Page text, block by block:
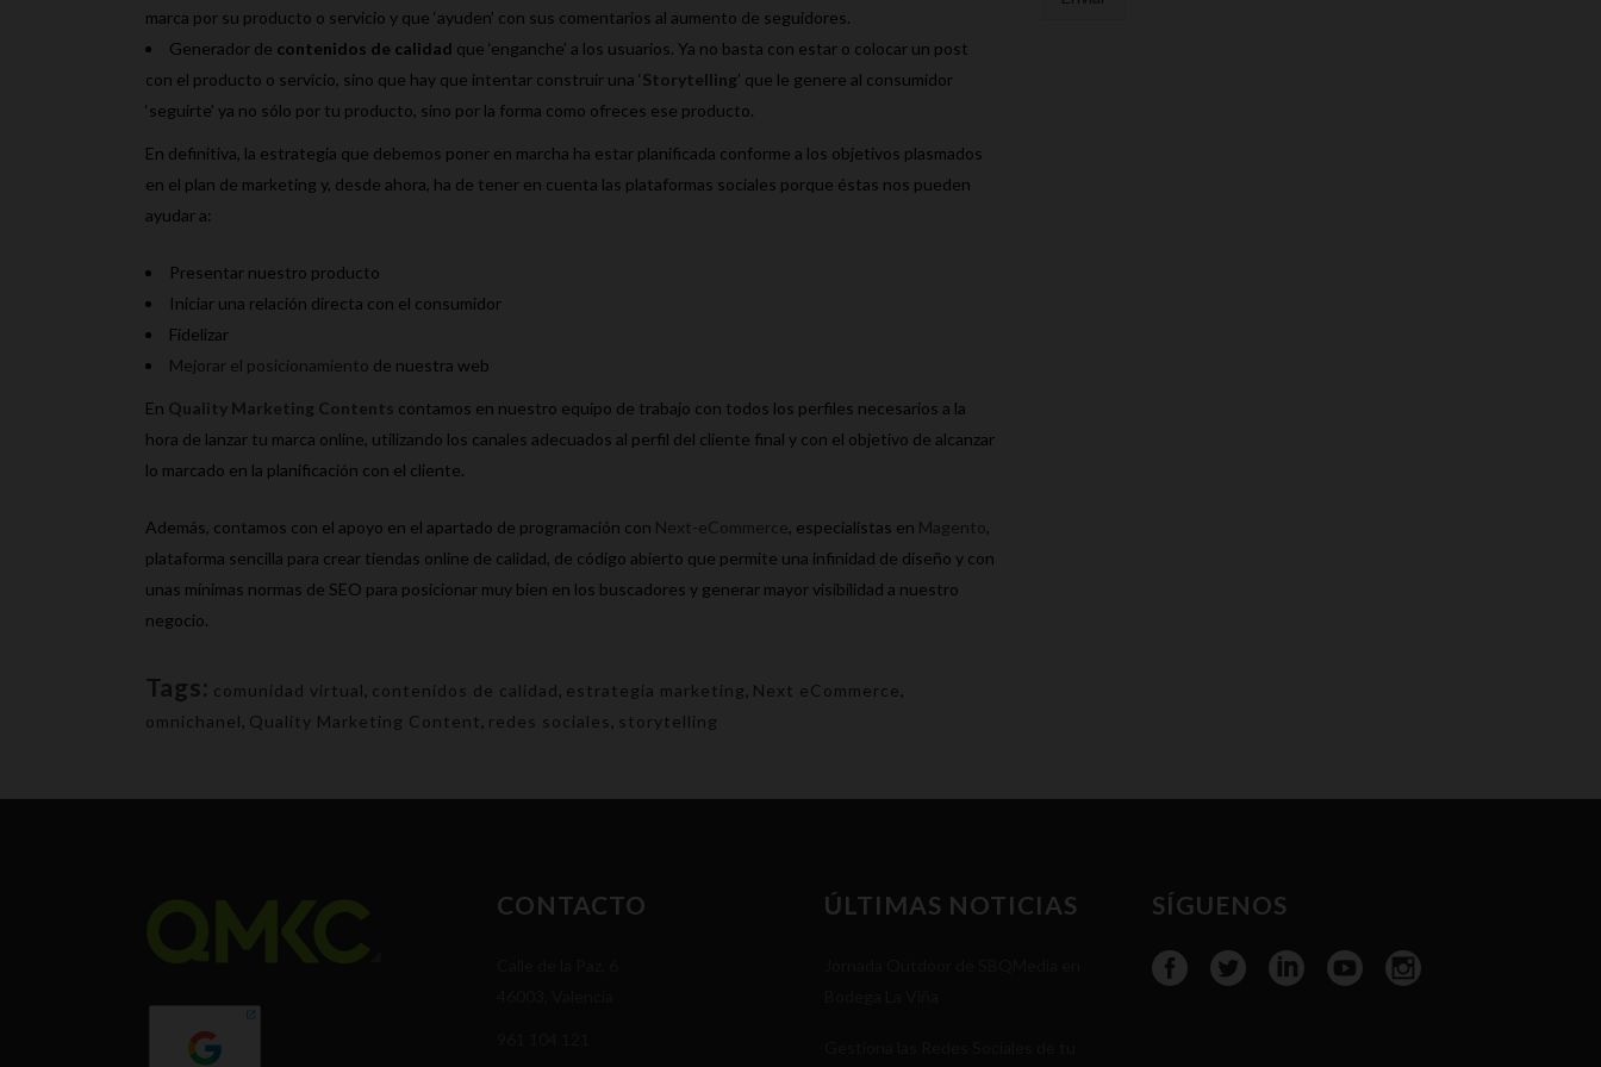
marca por su producto o servicio y que ‘ayuden’ con sus comentarios al aumento de seguidores.
Generador de contenidos de calidad que ‘enganche’ a los usuarios. Ya no basta con estar o colocar un post
con el producto o servicio, sino que hay que intentar construir una ‘Storytelling’ que le genere al consumidor
‘seguirte’ ya no sólo por tu producto, sino por la forma como ofreces ese producto.
En definitiva, la estrategia que debemos poner en marcha ha estar planificada conforme a los objetivos plasmados
en el plan de marketing y, desde ahora, ha de tener en cuenta las plataformas sociales porque éstas nos pueden
ayudar a:
Presentar nuestro producto
Iniciar una relación directa con el consumidor
Fidelizar
Mejorar el posicionamiento de nuestra web
En Quality Marketing Contents contamos en nuestro equipo de trabajo con todos los perfiles necesarios a la
hora de lanzar tu marca online, utilizando los canales adecuados al perfil del cliente final y con el objetivo de alcanzar
lo marcado en la planificación con el cliente.
Además, contamos con el apoyo en el apartado de programación con Next-eCommerce, especialistas en Magento,
plataforma sencilla para crear tiendas online de calidad, de código abierto que permite una infinidad de diseño y con
unas mínimas normas de SEO para posicionar muy bien en los buscadores y generar mayor visibilidad a nuestro
negocio.
Tags: comunidad virtual, contenidos de calidad, estrategia marketing, Next eCommerce,
omnichanel, Quality Marketing Content, redes sociales, storytelling
CONTACTO ÚLTIMAS NOTICIAS SÍGUENOS